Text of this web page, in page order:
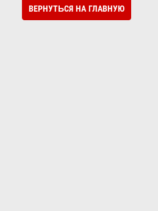
ВЕРНУТЬСЯ НА ГЛАВНУЮ